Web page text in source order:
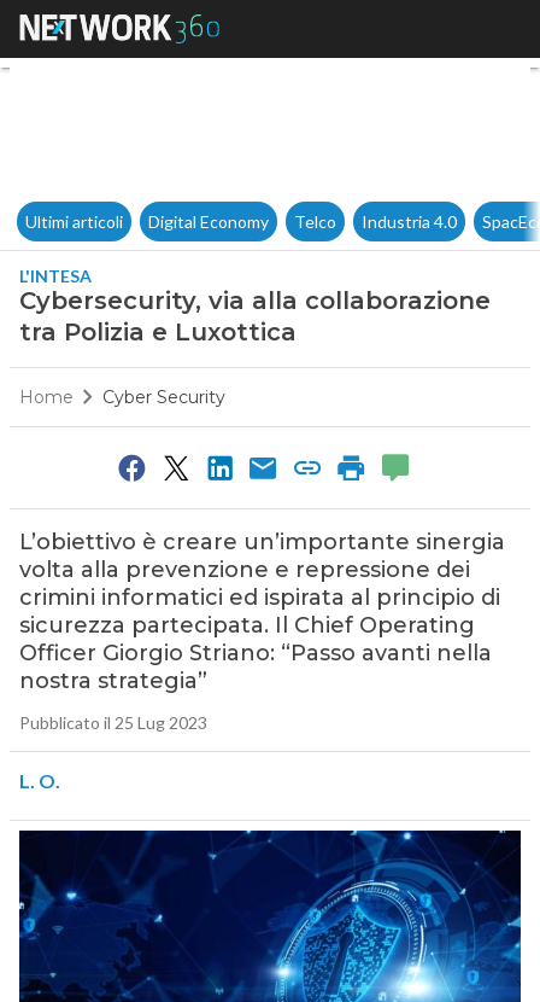
Cybersecurity, via alla
Ultimi articoli Digital Economy Telco Industria 4.0
L'INTESA
Cybersecurity, via alla collaborazione
tra Polizia e Luxottica
Home Cyber Security
L’obiettivo è creare un’importante sinergia
volta alla prevenzione e repressione dei
crimini informatici ed ispirata al principio di
sicurezza partecipata. Il Chief Operating
Officer Giorgio Striano: “Passo avanti nella
nostra strategia”
Pubblicato il 25 Lug 2023
L. O.